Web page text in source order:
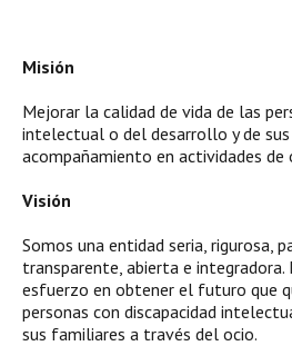
Misión
Mejorar la calidad de vida de las
intelectual o del desarrollo y de
acompañamiento en actividades de
Visión
Somos una entidad seria, rigurosa,
transparente, abierta e
esfuerzo en obtener el futuro que
personas con discapacidad
sus familiares a través del ocio.